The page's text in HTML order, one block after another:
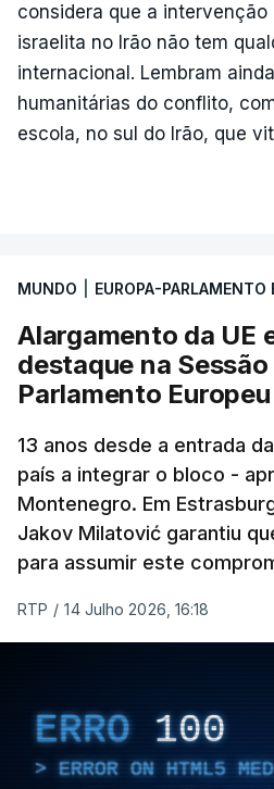
considera que a
israelita no Irão não tem
internacional. Lembram
humanitárias do conflito,
escola, no sul do Irão, que
MUNDO EUROPA-PARLAMENTO
Alargamento da UE
destaque na
Parlamento
13 anos desde a entrada
país a integrar o bloco -
Montenegro. Em
Jakov Milatović garantiu
para assumir este
RTP / 14 Julho 2026, 16:18
ERRO 100
ERROR ON HTML5